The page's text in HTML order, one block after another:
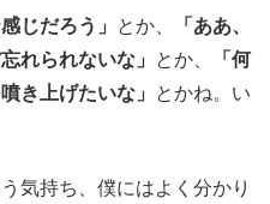
じだろう」 とか、
「ああ、
れられないな」
とか、
「何
き上げたいな」
とかね。い
気持ち、僕にはよく分かり